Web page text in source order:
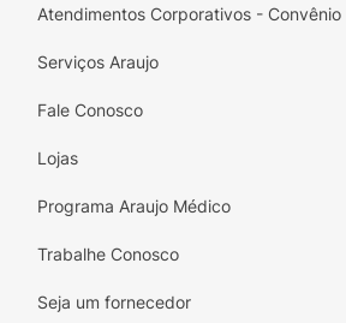
Atendimentos Corporativos - Convênio
Serviços Araujo
Fale Conosco
Lojas
Programa Araujo Médico
Trabalhe Conosco
Seja um fornecedor